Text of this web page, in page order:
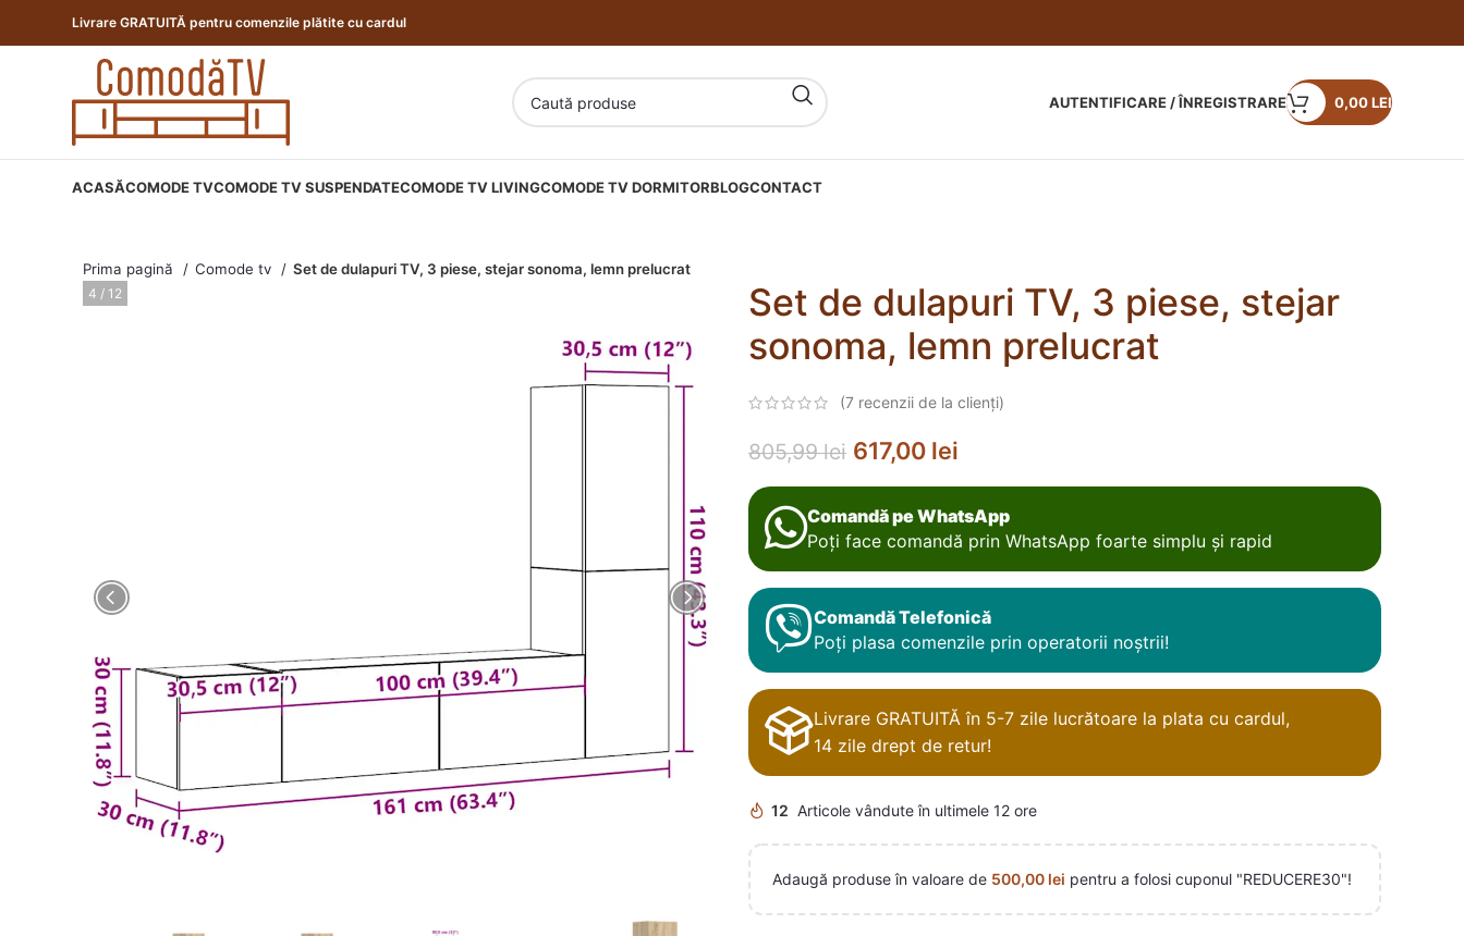
Livrare GRATUITĂ pentru comenzile plătite cu cardul
AUTENTIFICARE / ÎNREGISTRARE 0,00LEI
ACASĂCOMODE TVCOMODE TV SUSPENDATECOMODE TV LIVINGCOMODE TV DORMITORBLOGCONTACT
Prima pagină Comode tv Set de dulapuri TV, 3 piese, stejar sonoma, lemn prelucrat
5 / 12
Set de dulapuri TV, 3 piese, stejar
sonoma, lemn prelucrat
(7 recenzii de la clienți)
805,99lei 617,00 lei
Comandă pe WhatsApp
Poți face comandă prin WhatsApp foarte simplu și rapid
Comandă Telefonică
Poți plasa comenzile prin operatorii noștrii!
Livrare GRATUITĂ în 5-7 zile lucrătoare la plata cu cardul,
14 zile drept de retur!
12 Articole vândute în ultimele 12 ore
Adaugă produse în valoare de 500,00 lei pentru a folosi cuponul "REDUCERE30"!